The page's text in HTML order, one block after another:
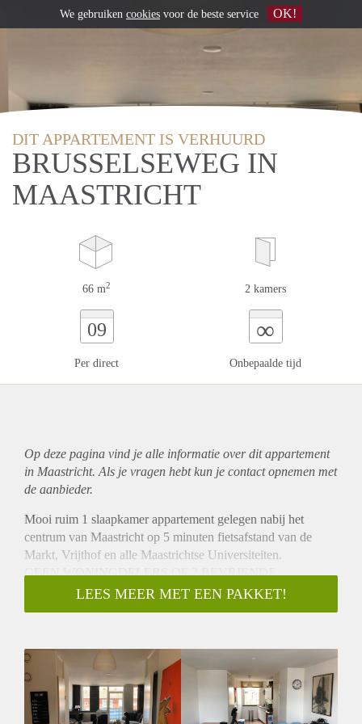
DIT APPARTEMENT IS VERHUURD
BRUSSELSEWEG IN
MAASTRICHT
66 m2 2 kamers
09
Per direct
∞
Onbepaalde tijd
Op deze pagina vind je alle informatie over ditappartement
in Maastricht. Als je vragen hebt kun je contact opnemen met
de aanbieder.
Mooi ruim 1 slaapkamer appartement gelegen nabij het
centrum van Maastricht op 5 minuten fietsafstand van de
Markt, Vrijthof en alle Maastrichtse Universiteiten.
GEEN WONINGDELERS OF 2 BEVRIENDE
STUDENTEN!
Het 1 slaapkamer appartement van 55 m² meter bestaat uit 2
woonkamer betreedt u ook het balkon van 4 m².
Op de 2e verdieping bevindt zich de overloop met aan de
linkerzijde een berging, in het midden de badkamer met een
douche, wastafel, wasmachine aansluiting, toilet en douche
LEES MEER MET EEN PAKKET!
We gebruiken cookies voor de beste service OK!